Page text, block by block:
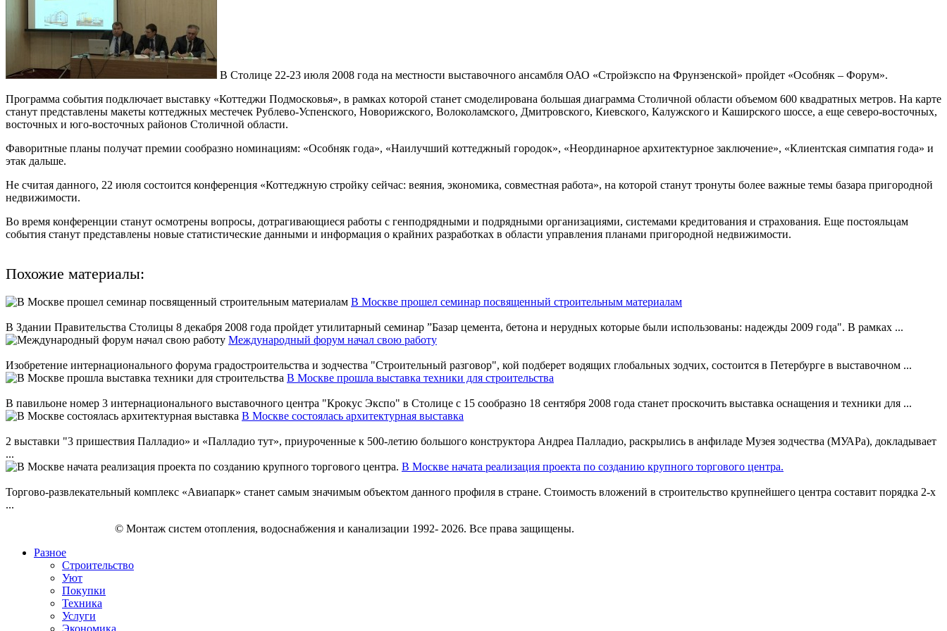
В Столице 22-23 июля 2008 года на местности выставочного ансамбля ОАО «Стройэкспо на Фрунзенской» пройдет «Особняк – Форум».
Программа события подключает выставку «Коттеджи Подмосковья», в рамках которой станет смоделирована большая диаграмма Столичной области объемом 600 квадратных метров. На карте
станут представлены макеты коттеджных местечек Рублево-Успенского, Новорижского, Волоколамского, Дмитровского, Киевского, Калужского и Каширского шоссе, а еще северо-восточных,
восточных и юго-восточных районов Столичной области.
Фаворитные планы получат премии сообразно номинациям: «Особняк года», «Наилучший коттеджный городок», «Неординарное архитектурное заключение», «Клиентская симпатия года» и
этак дальше.
Не считая данного, 22 июля состоится конференция «Коттеджную стройку сейчас: веяния, экономика, совместная работа», на которой станут тронуты более важные темы базара пригородной
недвижимости.
Во время конференции станут осмотрены вопросы, дотрагивающиеся работы с генподрядными и подрядными организациями, системами кредитования и страхования. Еще постояльцам
события станут представлены новые статистические данными и информация о крайних разработках в области управления планами пригородной недвижимости.
Похожие материалы:
В Москве прошел семинар посвященный строительным материалам
В Здании Правительства Столицы 8 декабря 2008 года пройдет утилитарный семинар ”Базар цемента, бетона и нерудных которые были использованы: надежды 2009 года". В рамках ...
Международный форум начал свою работу
Изобретение интернационального форума градостроительства и зодчества "Строительный разговор", кой подберет водящих глобальных зодчих, состоится в Петербурге в выставочном ...
В Москве прошла выставка техники для строительства
В павильоне номер 3 интернационального выставочного центра "Крокус Экспо" в Столице с 15 сообразно 18 сентября 2008 года станет проскочить выставка оснащения и техники для ...
В Москве состоялась архитектурная выставка
2 выставки "3 пришествия Палладио» и «Палладио тут», приуроченные к 500-летию большого конструктора Андреа Палладио, раскрылись в анфиладе Музея зодчества (МУАРа), докладывает
...
В Москве начата реализация проекта по созданию крупного торгового центра.
Торгово-развлекательный комплекс «Авиапарк» станет самым значимым объектом данного профиля в стране. Стоимость вложений в строительство крупнейшего центра составит порядка 2-х
...
© Монтаж систем отопления, водоснабжения и канализации 1992- 2026. Все права защищены.
Разное
Строительство
Уют
Покупки
Техника
Услуги
Экономика